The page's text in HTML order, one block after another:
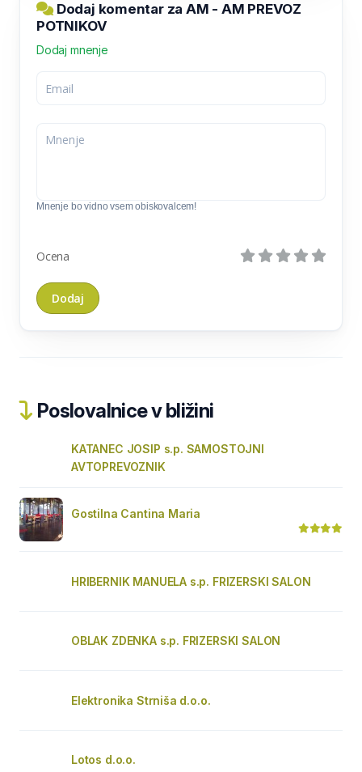
Dodaj komentar za AM - AM PREVOZ
POTNIKOV
Dodaj mnenje
Mnenje bo vidno vsem obiskovalcem!
Ocena
Poslovalnice v bližini
KATANEC JOSIP s.p. SAMOSTOJNI
AVTOPREVOZNIK
Gostilna Cantina Maria
HRIBERNIK MANUELA s.p. FRIZERSKI SALON
OBLAK ZDENKA s.p. FRIZERSKI SALON
Elektronika Strniša d.o.o.
Lotos d.o.o.